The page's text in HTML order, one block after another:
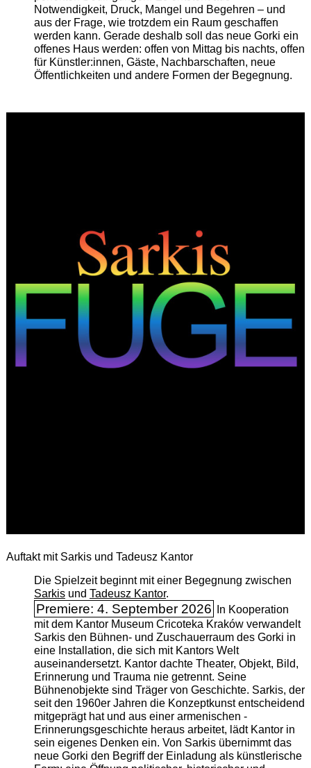
Notwendigkeit, Druck, Mangel und Begehren – und
aus der Frage, wie trotzdem ein Raum geschaffen
werden kann. Gerade deshalb soll das neue Gorki ein
offenes Haus werden: offen von Mittag bis nachts, offen
für Künstler:innen, Gäste, Nachbarschaften, neue
Öffentlichkeiten und andere Formen der Begegnung.
Auftakt mit Sarkis und Tadeusz Kantor
Die Spielzeit beginnt mit einer Begegnung zwischen
Sarkisund Tadeusz Kantor.
Premiere: 4. September 2026
In Kooperation
mit dem Kantor Museum Cricoteka Kraków verwandelt
Sarkis den Bühnen- und Zuschauerraum des Gorki in
eine Installation, die sich mit Kantors Welt
auseinandersetzt. Kantor dachte Theater, Objekt, Bild,
Erinnerung und Trauma nie getrennt. Seine
Bühnenobjekte sind Träger von Geschichte. Sarkis, der
seit den 1960er Jahren die Konzeptkunst entscheidend
mitgeprägt hat und aus einer armenischen ­
Erinnerungsgeschichte heraus arbeitet, lädt Kantor in
sein eigenes Denken ein. Von Sarkis übernimmt das
neue Gorki den Begriff der Einladung als künstlerische